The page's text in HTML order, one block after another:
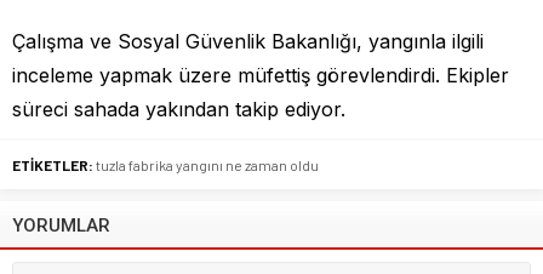
Çalışma ve Sosyal Güvenlik Bakanlığı, yangınla ilgili
inceleme yapmak üzere müfettiş görevlendirdi. Ekipler
süreci sahada yakından takip ediyor.
ETİKETLER: tuzla fabrika yangını ne zaman oldu
YORUMLAR